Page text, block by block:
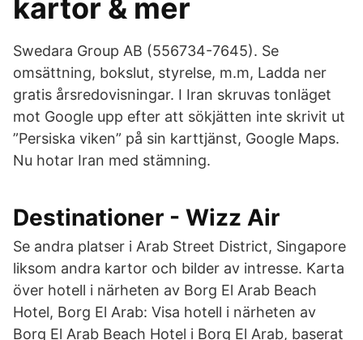
kartor & mer
Swedara Group AB (556734-7645). Se
omsättning, bokslut, styrelse, m.m, Ladda ner
gratis årsredovisningar. I Iran skruvas tonläget
mot Google upp efter att sökjätten inte skrivit ut
”Persiska viken” på sin karttjänst, Google Maps.
Nu hotar Iran med stämning.
Destinationer - Wizz Air
Se andra platser i Arab Street District, Singapore
liksom andra kartor och bilder av intresse. Karta
över hotell i närheten av Borg El Arab Beach
Hotel, Borg El Arab: Visa hotell i närheten av
Borg El Arab Beach Hotel i Borg El Arab, baserat